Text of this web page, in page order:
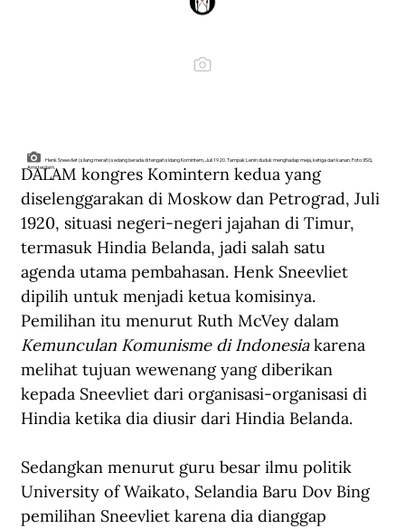
Henk Sneevliet (silang merah) sedang berada di tengah sidang Komintern, Juli 1920. Tampak Lenin duduk menghadap meja, ketiga dari kanan. Foto: IISG,
Amsterdam.
DALAM kongres Komintern kedua yang
diselenggarakan di Moskow dan Petrograd, Juli
1920, situasi negeri-negeri jajahan di Timur,
termasuk Hindia Belanda, jadi salah satu
agenda utama pembahasan. Henk Sneevliet
dipilih untuk menjadi ketua komisinya.
Pemilihan itu menurut Ruth McVey dalam
Kemunculan Komunisme di Indonesia karena
melihat tujuan wewenang yang diberikan
kepada Sneevliet dari organisasi-organisasi di
Hindia ketika dia diusir dari Hindia Belanda.
Sedangkan menurut guru besar ilmu politik
University of Waikato, Selandia Baru Dov Bing
pemilihan Sneevliet karena dia dianggap